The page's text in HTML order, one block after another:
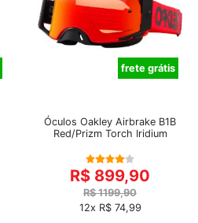
frete grátis
Óculos Oakley Airbrake B1B
Red/Prizm Torch Iridium
R$ 899,90
R$ 1199,90
12x R$ 74,99